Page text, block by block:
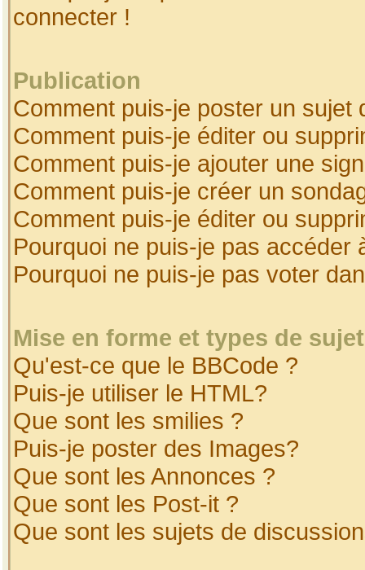
connecter !
Publication
Comment puis-je poster un sujet
Comment puis-je éditer ou
Comment puis-je ajouter une
Comment puis-je créer un
Comment puis-je éditer ou
Pourquoi ne puis-je pas accéder
Pourquoi ne puis-je pas voter
Mise en forme et types de
Qu'est-ce que le BBCode ?
Puis-je utiliser le HTML?
Que sont les smilies ?
Puis-je poster des Images?
Que sont les Annonces ?
Que sont les Post-it ?
Que sont les sujets de